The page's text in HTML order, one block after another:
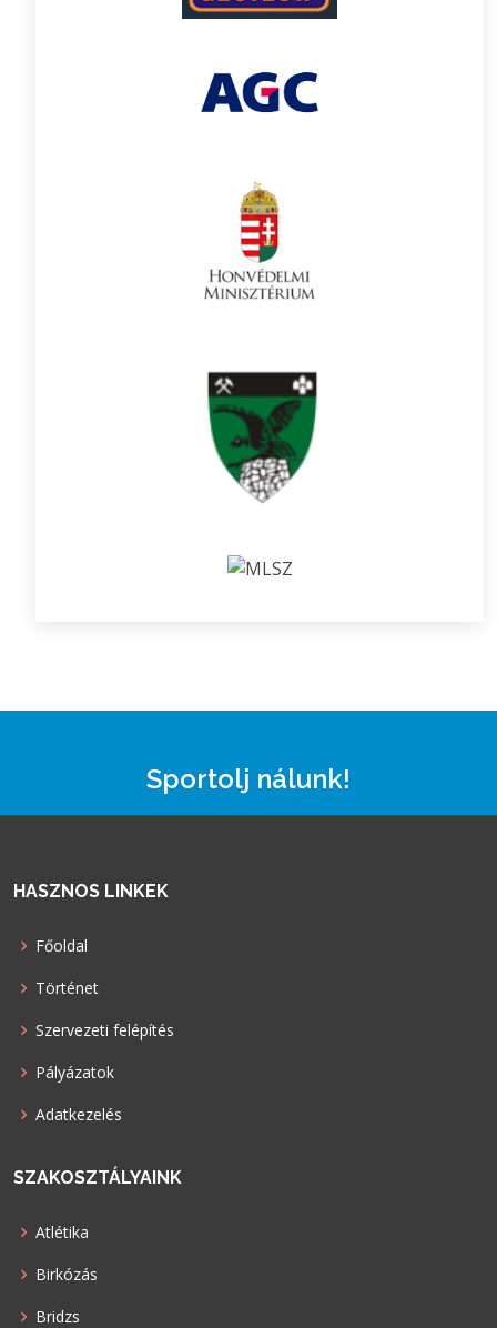
Sportolj nálunk!
HASZNOS LINKEK
Főoldal
Történet
Szervezeti felépítés
Pályázatok
Adatkezelés
SZAKOSZTÁLYAINK
Atlétika
Birkózás
Bridzs